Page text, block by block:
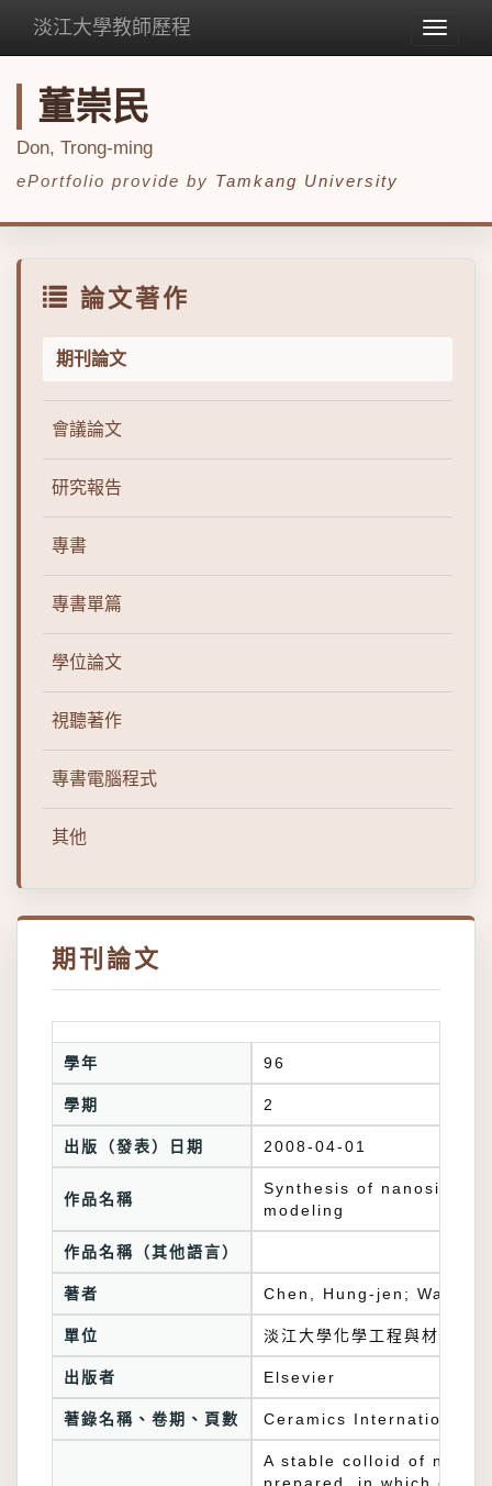
Toggle
淡江大學教師歷程
董崇民
Don, Trong-ming
ePortfolio provide by Tamkang University
論文著作
期刊論文
會議論文
研究報告
專書
專書單篇
學位論文
視聽著作
專書電腦程式
其他
期刊論文
學年 96
學期 2
出版（發表）日期 2008-04-01
作品名稱
Synthesis of nanosized
modeling
作品名稱（其他語言）
著者 Chen, Hung-jen; Wang,
單位 淡江大學化學工程與材料工
出版者 Elsevier
著錄名稱、卷期、頁數 Ceramics International
A stable colloid of